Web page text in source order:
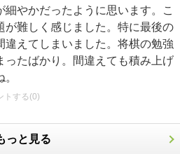
細やかだったように思います。こ
が難しく感じました。特に最後の
違えてしまいました。将棋の勉強
ったばかり。間違えても積み上げ
トする(0)
っと見る